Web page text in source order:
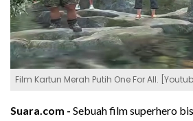
Film Kartun Merah Putih One For All.
Suara.com - Sebuah film superhero